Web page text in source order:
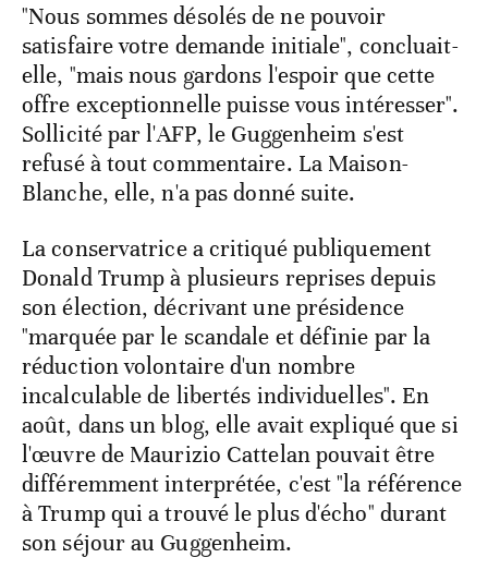
"Nous sommes désolés de ne pouvoir
satisfaire votre demande initiale", concluait-
elle, "mais nous gardons l'espoir que cette
offre exceptionnelle puisse vous intéresser".
Sollicité par l'AFP, le Guggenheim s'est
refusé à tout commentaire. La Maison-
Blanche, elle, n'a pas donné suite.
La conservatrice a critiqué publiquement
Donald Trump à plusieurs reprises depuis
son élection, décrivant une présidence
"marquée par le scandale et définie par la
réduction volontaire d'un nombre
incalculable de libertés individuelles". En
août, dans un blog, elle avait expliqué que si
l'œuvre de Maurizio Cattelan pouvait être
différemment interprétée, c'est "la référence
à Trump qui a trouvé le plus d'écho" durant
son séjour au Guggenheim.